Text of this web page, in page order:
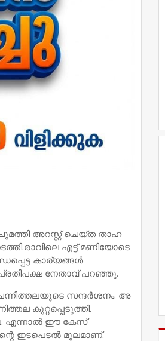
അറസ്റ്റ് ചെയ്ത താഹ
എട്ട് മണിയോടെ
കാര്യങ്ങള്‍
നേ​താ​വ് പറഞ്ഞു.
സന്ദര്‍ശനം. അ​
കു​റ്റ​പ്പെ​ടു​ത്തി.
എന്നാല്‍ ഈ കേസ്
ഇടപെടല്‍ മൂലമാണ്.